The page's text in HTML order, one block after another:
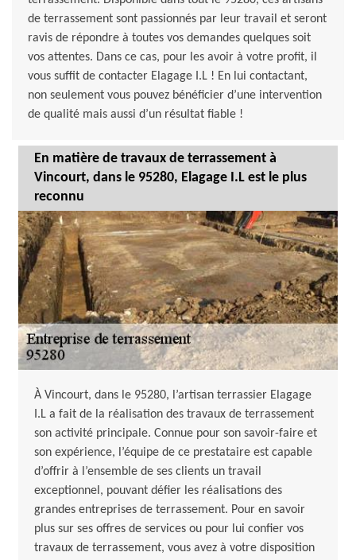
de terrassement sont passionnés par leur travail et seront
ravis de répondre à toutes vos demandes quelques soit
vos attentes. Dans ce cas, pour les avoir à votre profit, il
vous suffit de contacter Elagage I.L ! En lui contactant,
non seulement vous pouvez bénéficier d’une intervention
de qualité mais aussi d’un résultat fiable !
En matière de travaux de terrassement à
Vincourt, dans le 95280, Elagage I.L est le plus
reconnu
À Vincourt, dans le 95280, l’artisan terrassier Elagage
I.L a fait de la réalisation des travaux de terrassement
son activité principale. Connue pour son savoir-faire et
son expérience, l’équipe de ce prestataire est capable
d’offrir à l’ensemble de ses clients un travail
exceptionnel, pouvant défier les réalisations des
grandes entreprises de terrassement. Pour en savoir
plus sur ses offres de services ou pour lui confier vos
travaux de terrassement, vous avez à votre disposition